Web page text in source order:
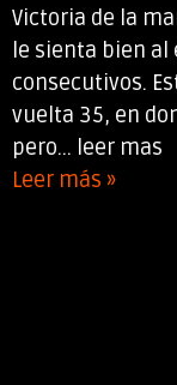
Victoria de la
le sienta bien
consecutivos.
vuelta 35, en
pero... leer mas
Leer más »